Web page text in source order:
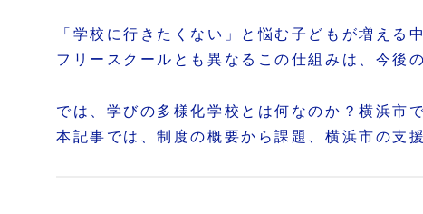
「学校に行きたくない」と悩む子どもが増える
フリースクールとも異なるこの仕組みは、今後
では、学びの多様化学校とは何なのか？横浜市
本記事では、制度の概要から課題、横浜市の支